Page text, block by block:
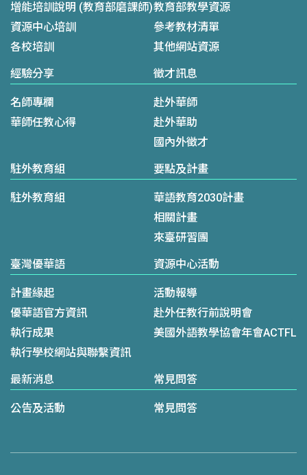
增能培訓說明 (教育部磨課師)
資源中心培訓
各校培訓
教育部教學資源
參考教材清單
其他網站資源
經驗分享
名師專欄
華師任教心得
徵才訊息
赴外華師
赴外華助
國內外徵才
駐外教育組
駐外教育組
要點及計畫
華語教育2030計畫
相關計畫
來臺研習團
臺灣優華語
計畫緣起
優華語官方資訊
執行成果
執行學校網站與聯繫資訊
資源中心活動
活動報導
赴外任教行前說明會
美國外語教學協會年會ACTFL
最新消息
公告及活動
常見問答
常見問答